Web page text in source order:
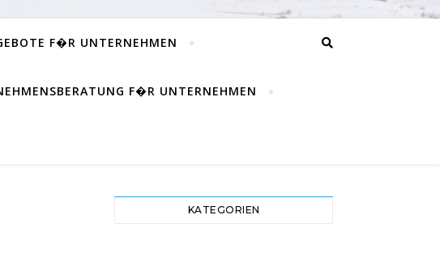
F�R UNTERNEHMEN
F�R UNTERNEHMEN
KATEGORIEN